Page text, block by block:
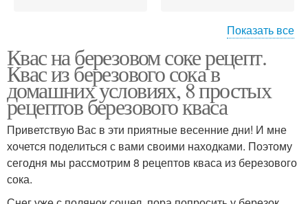
Березовый сок Сок с медом
Показать все
Квас на березовом соке рецепт.
Квас из березового сока в
домашних условиях, 8 простых
рецептов березового кваса
Приветствую Вас в эти приятные весенние дни! И мне
хочется поделиться с вами своими находками. Поэтому
сегодня мы рассмотрим 8 рецептов кваса из березового
сока.